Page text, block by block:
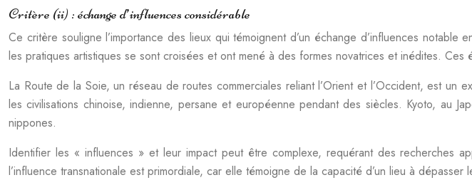
Critère (ii) : échange d’influences considérable
Ce critère souligne l’importance des lieux qui témoignent d’un échange d’influences
les pratiques artistiques se sont croisées et ont mené à des formes novatrices et inédites.
La Route de la Soie, un réseau de routes commerciales reliant l’Orient et l’Occident, est
les civilisations chinoise, indienne, persane et européenne pendant des siècles. Kyoto, au
nippones.
Identifier les « influences » et leur impact peut être complexe, requérant des recherches
l’influence transnationale est primordiale, car elle témoigne de la capacité d’un lieu à